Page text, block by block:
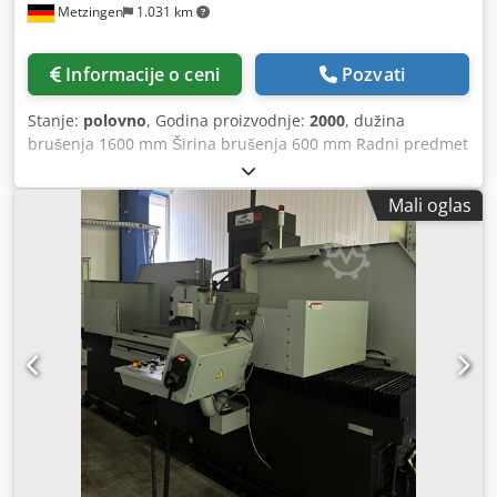
balansiranje u mašini - Automatska regulacija obrtaja
opterećenja vretena - Kontrola nebalansa - Grafička
kontrola stanja - Lista alarma - Automatski vertikalni
poprečnog pomeranja stola - Kaljene vodilice na sve 3 ose
sa igličastim ležajevima - Elektro-magnetna stezna ploča -
Sistem za rashlađivanje sa automatskim papir filtrom i
magnetnim separatorom - Automatski uređaj za
doterivanje montiran na stolu, bez dijamanta, sa
automatskom kompenzacijom* - Brusni točak - Prirubnica
za brusni točak - Vaga za balansiranje brusnog točka -
Osovina za balansiranje - LED rasveta za mašinu - Mašina i
oprema u skladu sa CE regulativom - Uputstvo za upotrebu
na nemačkom i engleskom jeziku * Tačna konfiguracija
uređaja za doterivanje mora biti definisana pre
naručivanja.
Metzingen 1.031 km
Informacije o ceni Pozvati
Stanje: polovno, Godina proizvodnje: 2000, dužina
brušenja 1600 mm Širina brušenja 600 mm Radni predmet
Visina 500 mm Dcsdpet Hxcbsfx Afhsk Ukupna potreba za
snagom 50 kV A N G E B O T Možemo vam pružiti
neobavezujuće informacije iz skladišta, greške i prethodne
prodaje Sva prava zadržana, ponuda : B L O H M CNC –
kontrolisana precizna mašina za brušenje površina Tip
PLANOMAT 616 sa SIEMENS – Control 840 D Godina
proizvodnje 2000 Fabrika – br. 14 67k _____ _____ Površina
brušenja 1.600 k 600 mm (!) Veličina stola 2.000 k 600
Radna visina pod brusnim točkom cca. 150-500 mm Maks.
uzdužno kretanje stola Ks 1.700 mm Maks. vertikalno
kretanje gornjeg klizača I 550 mm Maks. poprečno kretanje
gornjeg klizača Z 560 mm Težina radnog predmeta maks.
cca. 800 kg Brzina stola = X-osa 30 – 30.000 mm/min.
Minimalni poprečni unos = Z-osa 0 – 4,000 mm/hod
Mali oglas